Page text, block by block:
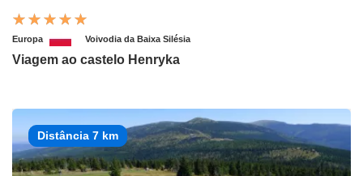
Europa Voivodia da Baixa Silésia
Viagem ao castelo Henryka
Distância 7 km